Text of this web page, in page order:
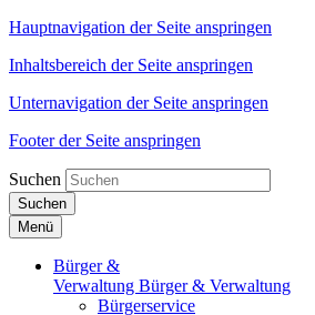
Hauptnavigation der Seite anspringen
Inhaltsbereich der Seite anspringen
Unternavigation der Seite anspringen
Footer der Seite anspringen
Suchen
Suchen
Menü
Bürger &
Verwaltung Bürger & Verwaltung
Bürgerservice